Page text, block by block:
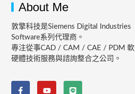
About Me
敦擎科技是Siemens Digital Industries
Software系列代理商。
專注從事CAD / CAM / CAE / PDM 軟
硬體技術服務與諮詢整合之公司。